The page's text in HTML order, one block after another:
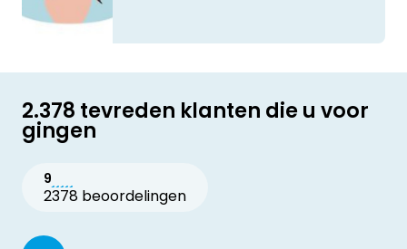
2.378 tevreden klanten die u voor
gingen
9
2378 beoordelingen